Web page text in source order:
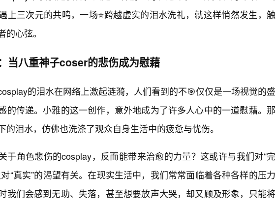
上三次元的共鸣，一场⭐跨越虚实的泪水洗礼，就这样悄然发生，触
的心弦。
当八重神子coser的悲伤成为慰藉
的泪水在网络上激起涟漪，人们看到的不🎯仅仅是一场视觉的盛
的传递。小雅的这一创作，意外地成为了许多人心中的一道慰藉。那
的泪水，仿佛也洗涤了观众自身生活中的疲惫与忧伤。
于角色悲伤的cosplay，反而能带来治愈的力量？这或许与我们对“完
“真实”的渴望有关。在现实生活中，我们常常面临着各种各样的压力
我们会感到无助、失落，甚至想要放声大哭，却又顾及形象，只能将